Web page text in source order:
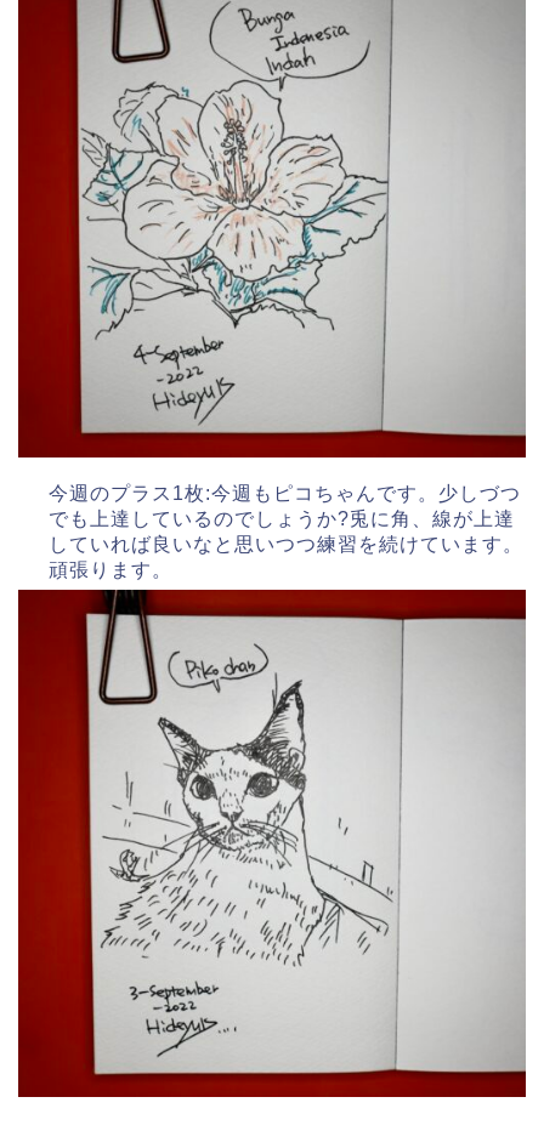
今週のプラス1枚:今週もピコちゃんです。少しづつ
でも上達しているのでしょうか?兎に角、線が上達
していれば良いなと思いつつ練習を続けています。
頑張ります。